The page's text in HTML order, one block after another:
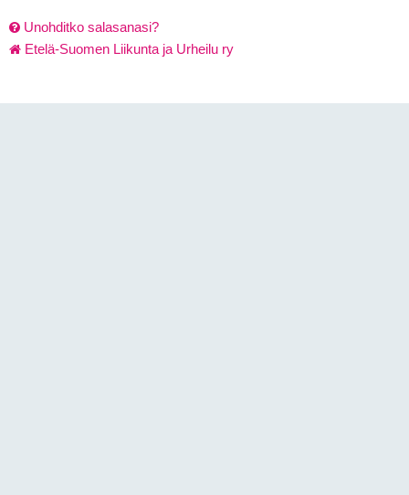
Unohditko salasanasi?
Etelä-Suomen Liikunta ja Urheilu ry